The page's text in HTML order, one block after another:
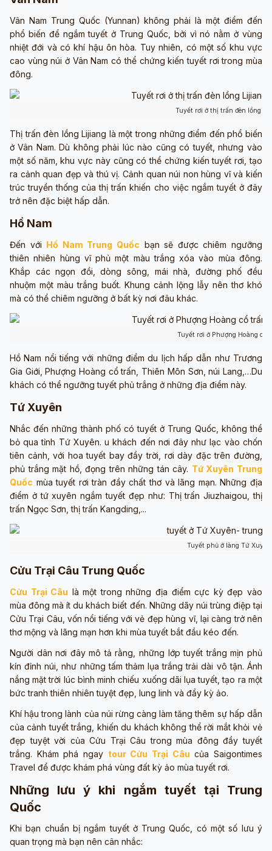
Vân Nam Trung Quốc (Yunnan) không phải là một điểm đến
phổ biến để ngắm tuyết ở Trung Quốc, bởi vì nó nằm ở vùng
nhiệt đới và có khí hậu ôn hòa. Tuy nhiên, có một số khu vực
cao vùng núi ở Vân Nam có thể chứng kiến tuyết rơi trong mùa
đông.
Tuyết rơi ở thị trấn đèn lồng
Thị trấn đèn lồng Lijiang là một trong những điểm đến phổ biến
ở Vân Nam. Dù không phải lúc nào cũng có tuyết, nhưng vào
một số năm, khu vực này cũng có thể chứng kiến tuyết rơi, tạo
ra cảnh quan đẹp và thú vị. Cảnh quan núi non hùng vĩ và kiến
trúc truyền thống của thị trấn khiến cho việc ngắm tuyết ở đây
trở nên đặc biệt hấp dẫn.
Hồ Nam
Đến với Hồ Nam Trung Quốc bạn sẽ được chiêm ngưỡng
thiên nhiên hùng vĩ phủ một màu trắng xóa vào mùa đông.
Khắp các ngọn đồi, dòng sông, mái nhà, đường phố đều
nhuộm một màu trắng buốt. Khung cảnh lộng lẫy nên thơ khó
mà có thể chiêm ngưỡng ở bất kỳ nơi đâu khác.
Tuyết rơi ở Phượng Hoàng cổ
Hồ Nam nổi tiếng với những điểm du lịch hấp dẫn như Trương
Gia Giới, Phượng Hoàng cổ trấn, Thiên Môn Sơn, núi Lang,…Du
khách có thể ngưỡng tuyết phủ trắng ở những địa điểm này.
Tứ Xuyên
Nhắc đến những thành phố có tuyết ở Trung Quốc, không thể
bỏ qua tỉnh Tứ Xuyên. u khách đến nơi đây như lạc vào chốn
tiên cảnh, với hoa tuyết bay đầy trời, rơi dày đặc trên đường,
phủ trắng mặt hồ, đọng trên những tán cây. Tứ Xuyên Trung
Quốc mùa tuyết rơi tràn đầy chất thơ và lãng mạn. Những địa
điểm ở tứ xuyên ngắm tuyết đẹp như: Thị trấn Jiuzhaigou, thị
trấn Ngọc Sơn, thị trấn Kangding,...
Tuyết phủ ở làng Tứ
Cửu Trại Câu Trung Quốc
Cửu Trại Câu là một trong những địa điểm cực kỳ đẹp vào
mùa đông mà ít du khách biết đến. Những dãy núi trùng điệp tại
Cửu Trại Câu, vốn nổi tiếng với vẻ đẹp hùng vĩ, lại càng trở nên
thơ mộng và lãng mạn hơn khi mùa tuyết bắt đầu kéo đến.
Người dân nơi đây mô tả rằng, những lớp tuyết trắng mịn phủ
kín đỉnh núi, như những tấm thảm lụa trắng trải dài vô tận. Ánh
nắng mặt trời lúc bình minh chiếu xuống dãi lụa tuyết, tạo ra một
bức tranh thiên nhiên tuyệt đẹp, lung linh và đầy kỳ ảo.
Khí hậu trong lành của núi rừng càng làm tăng thêm sự hấp dẫn
của cảnh tuyết trắng, khiến du khách không thể rời mắt khỏi vẻ
đẹp tuyệt vời của Cửu Trại Câu trong mùa đông đầy tuyết
trắng. Khám phá ngay tour Cửu Trại Câu của Saigontimes
Travel để được khám phá vùng đất kỳ ảo mùa tuyết rơi.
Những lưu ý khi ngắm tuyết tại Trung
Quốc
Khi bạn chuẩn bị ngắm tuyết ở Trung Quốc, có một số lưu ý
quan trọng mà bạn nên cân nhắc: